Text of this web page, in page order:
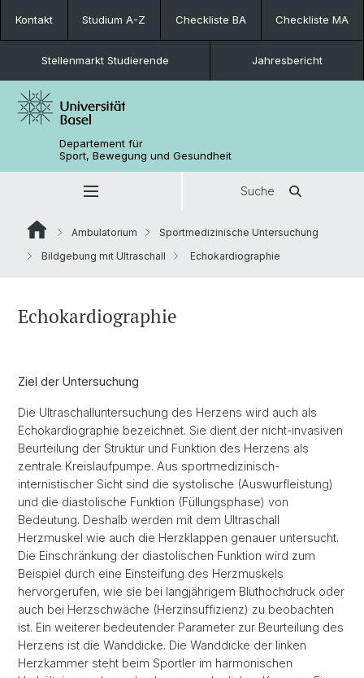
Kontakt Studium A-Z Checkliste BA Checkliste MA
Stellenmarkt Studierende Jahresbericht
Departement für
Sport, Bewegung und Gesundheit
Suche
Ambulatorium
Sportmedizinische Untersuchung
Bildgebung mit Ultraschall
Echokardiographie
Echokardiographie
Ziel der Untersuchung
Die Ultraschalluntersuchung des Herzens wird auch als
Echokardiographie bezeichnet. Sie dient der nicht-invasiven
Beurteilung der Struktur und Funktion des Herzens als
zentrale Kreislaufpumpe. Aus sportmedizinisch-
internistischer Sicht sind die systolische (Auswurfleistung)
und die diastolische Funktion (Füllungsphase) von
Bedeutung. Deshalb werden mit dem Ultraschall
Herzmuskel wie auch die Herzklappen genauer untersucht.
Die Einschränkung der diastolischen Funktion wird zum
Beispiel durch eine Einsteifung des Herzmuskels
hervorgerufen, wie sie bei langjährigem Bluthochdruck oder
auch bei Herzschwäche (Herzinsuffizienz) zu beobachten
ist. Ein weiterer bedeutender Parameter zur Beurteilung des
Herzens ist die Wanddicke. Die Wanddicke der linken
Herzkammer steht beim Sportler im harmonischen